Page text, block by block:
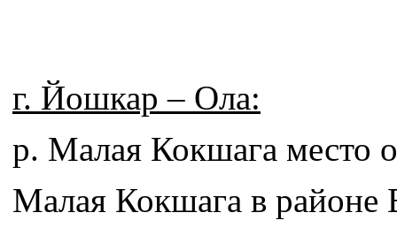
г. Йошкар – Ола:
р. Малая Кокшага место
Малая Кокшага в районе